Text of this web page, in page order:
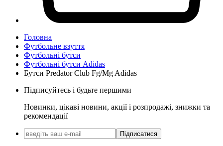
Головна
Футбольне взуття
Футбольні бутси
Футбольні бутси Adidas
Бутси Predator Club Fg/Mg Adidas
Підписуйтесь і будьте першими
Новинки, цікаві новини, акції і розпродажі, знижки та
рекомендації
Підписатися